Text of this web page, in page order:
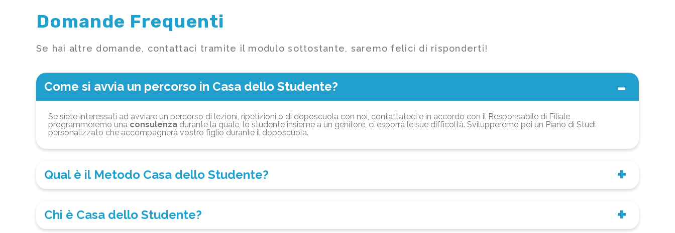
Domande Frequenti
Se hai altre domande, contattaci tramite il modulo sottostante, saremo felici di risponderti!
Come si avvia un percorso in Casa dello Studente?
Se siete interessati ad avviare un percorso di lezioni, ripetizioni o di doposcuola con noi, contattateci e in accordo con il Responsabile di Filiale
programmeremo una consulenza durante la quale, lo studente insieme a un genitore, ci esporrà le sue difficoltà. Svilupperemo poi un Piano di Studi
personalizzato che accompagnerà vostro figlio durante il doposcuola.
Qual è il Metodo Casa dello Studente?
Chi è Casa dello Studente?